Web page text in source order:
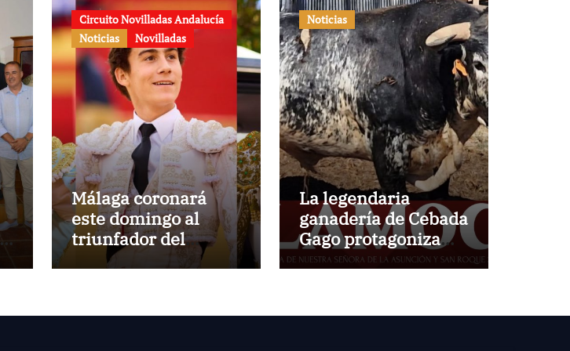
Circuito Novilladas Andalucía
Noticias
Novilladas
Málaga coronará
este domingo al
triunfador del
Circuito de
Noticias
La legendaria
ganadería de Cebada
Gago protagoniza
una cita inédita en